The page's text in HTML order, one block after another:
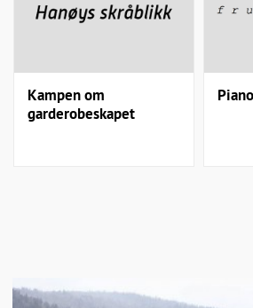
Kampen om
garderobeskapet